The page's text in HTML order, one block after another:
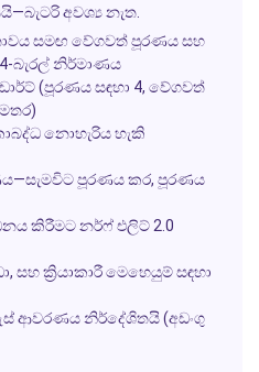
අවශ්‍ය නැත.
සමඟ වේගවත් පූරණය සහ
බැරල් නිර්මාණය
(පූරණය සඳහා 4, වේගවත්
නොහැරිය හැකි
පූරණය කර, පූරණය
කිරීමට නර්ෆ් එලිට් 2.0
සහ ක්‍රියාකාරී මෙහෙයුම් සඳහා
ආවරණය නිර්දේශිතයි (අඩංගු